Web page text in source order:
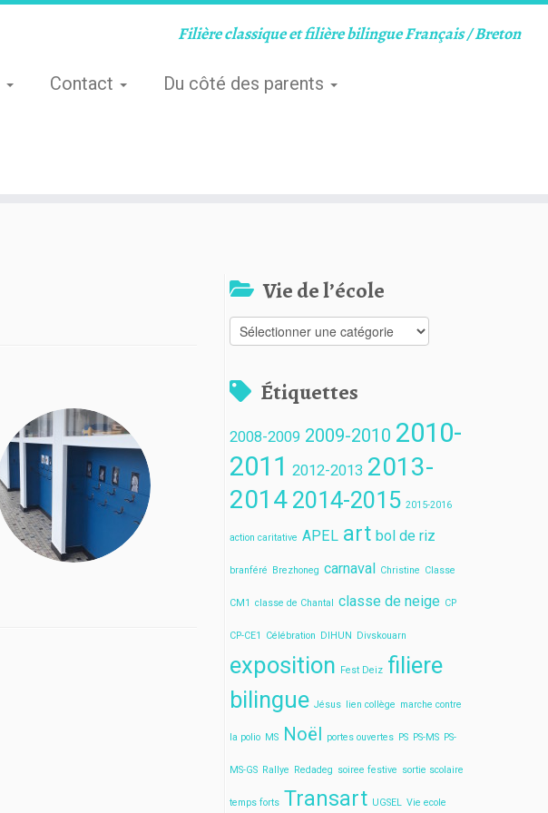
Filière classique et filière bilingue Français / Breton
Contact Du côté des parents
Vie de l’école
Vie
de
Étiquettes
2008-2009 2009-2010 2010-
2011 2012-2013 2013-
2014 2014-2015 2015-2016
action caritative APEL art bol de riz
branféré Brezhoneg carnaval Christine Classe
CM1 classe de Chantal classe de neige CP
CP-CE1 Célébration DIHUN Divskouarn
exposition Fest Deiz filiere
bilingue Jésus lien collège marche contre
la polio MS Noël portes ouvertes PS PS-MS PS-
MS-GS Rallye Redadeg soiree festive sortie scolaire
temps forts Transart UGSEL Vie ecole